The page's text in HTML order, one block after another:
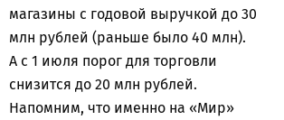
магазины с годовой выручкой до 30
млн рублей (раньше было 40 млн).
А с 1 июля порог для торговли
снизится до 20 млн рублей.
Напомним, что именно на «Мир»